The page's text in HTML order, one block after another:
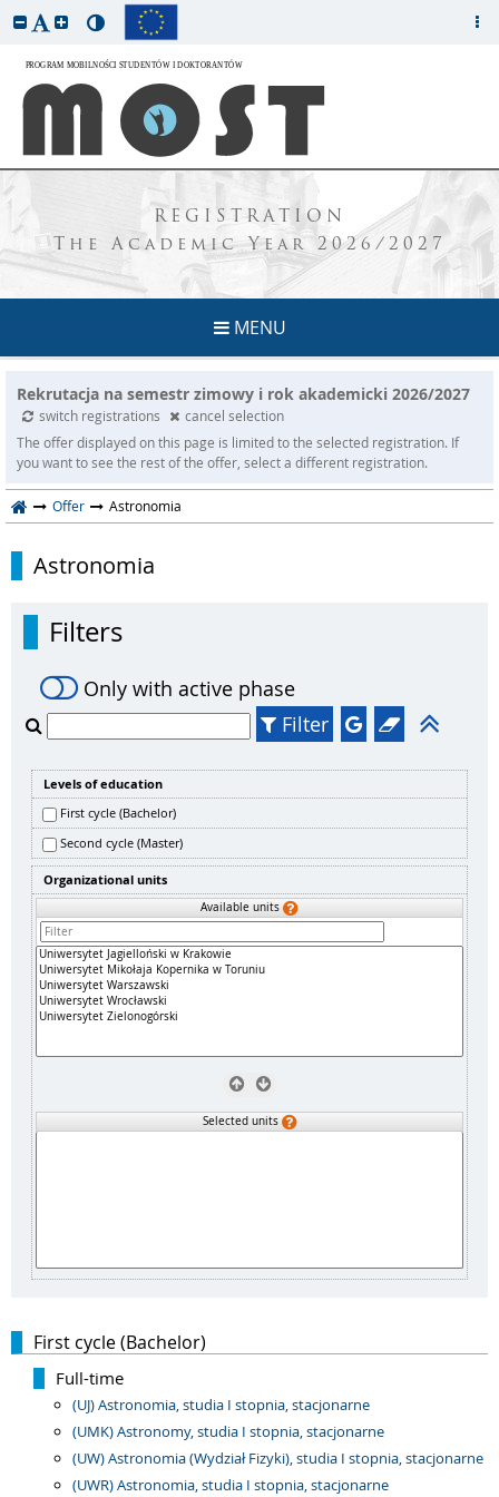
REGISTRATION
The Academic Year 2026/2027
MENU
Rekrutacja na semestr zimowy i rok akademicki 2026/2027
switch registrations
cancel selection
The offer displayed on this page is limited to the selected registration. If
you want to see the rest of the offer, select a different registration.
Offer Astronomia
Astronomia
Filters
Only with active phase
Filter
Levels of education
First cycle (Bachelor)
Second cycle (Master)
Organizational units
Available units
Selected units
First cycle (Bachelor)
Full-time
(UJ) Astronomia, studia I stopnia, stacjonarne
(UMK) Astronomy, studia I stopnia, stacjonarne
(UW) Astronomia (Wydział Fizyki), studia I stopnia, stacjonarne
(UWR) Astronomia, studia I stopnia, stacjonarne